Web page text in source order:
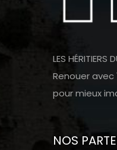
LES HÉRITIERS
Renouer avec
pour mieux
NOS